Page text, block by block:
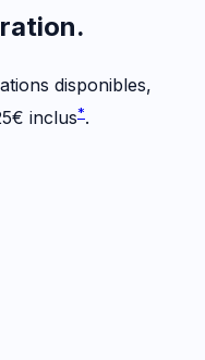
disponibles,
€ inclus*.